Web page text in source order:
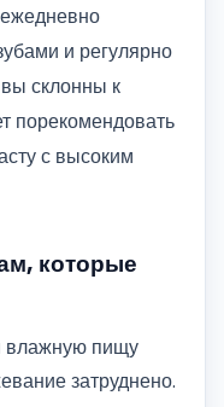
и регулярно
склонны к
порекомендовать
с высоким
которые
влажную пищу
затруднено.